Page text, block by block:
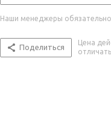
Наши менеджеры обязательно
Поделиться
Цена